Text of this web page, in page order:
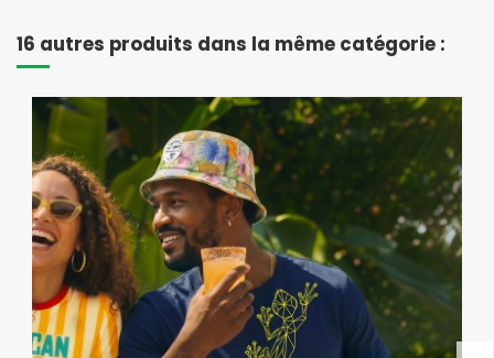
16 autres produits dans la même catégorie :